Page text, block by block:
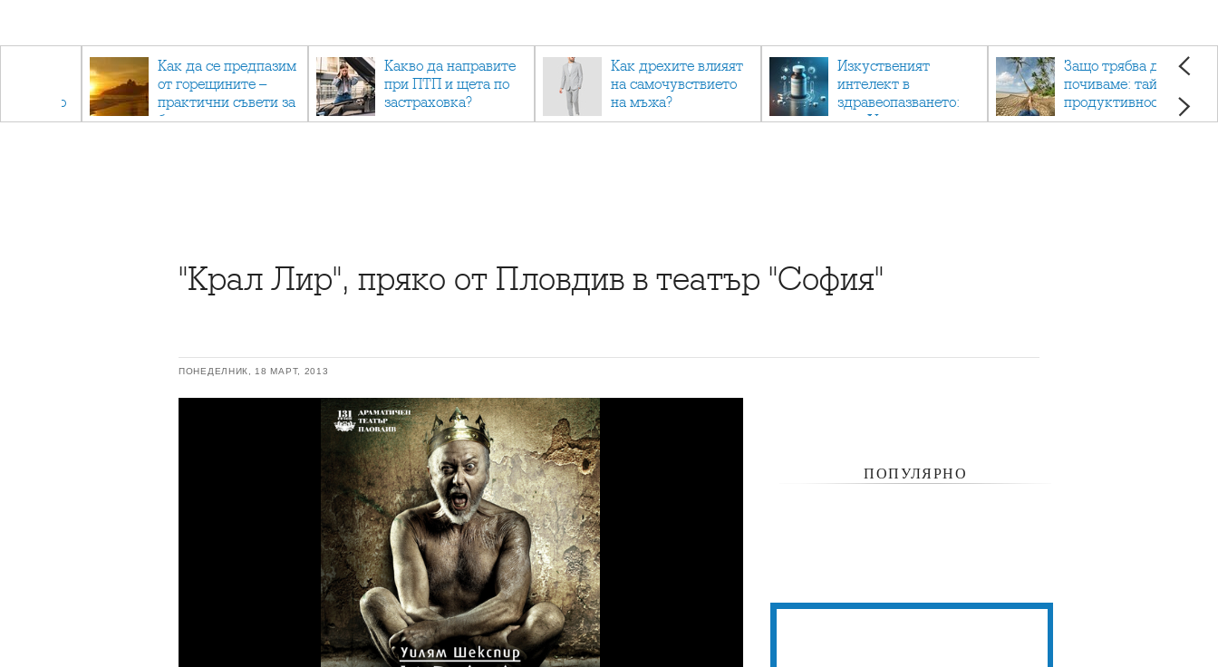
отново
Как да се предпазим
от горещините –
практични съвети за
безопасно лято
Какво да направите
при ПТП и щета по
застраховка?
Как дрехите влияят
на самочувствието
на мъжа?
Изкуственият
интелект в
здравеопазването:
как AI променя
Защо трябва да си
почиваме: тайната на
продуктивността,
здравето и добрия
"Крал Лир", пряко от Пловдив в театър "София"
ПОНЕДЕЛНИК, 18 МАРТ, 2013
ПОПУЛЯРНО